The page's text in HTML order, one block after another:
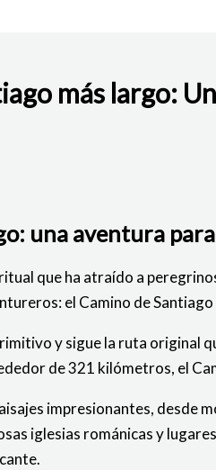
DE ABAJO
más largo:
una aventura
que ha atraído a
el Camino de
y sigue la ruta original
de 321 kilómetros, el
impresionantes,
iglesias románicas y